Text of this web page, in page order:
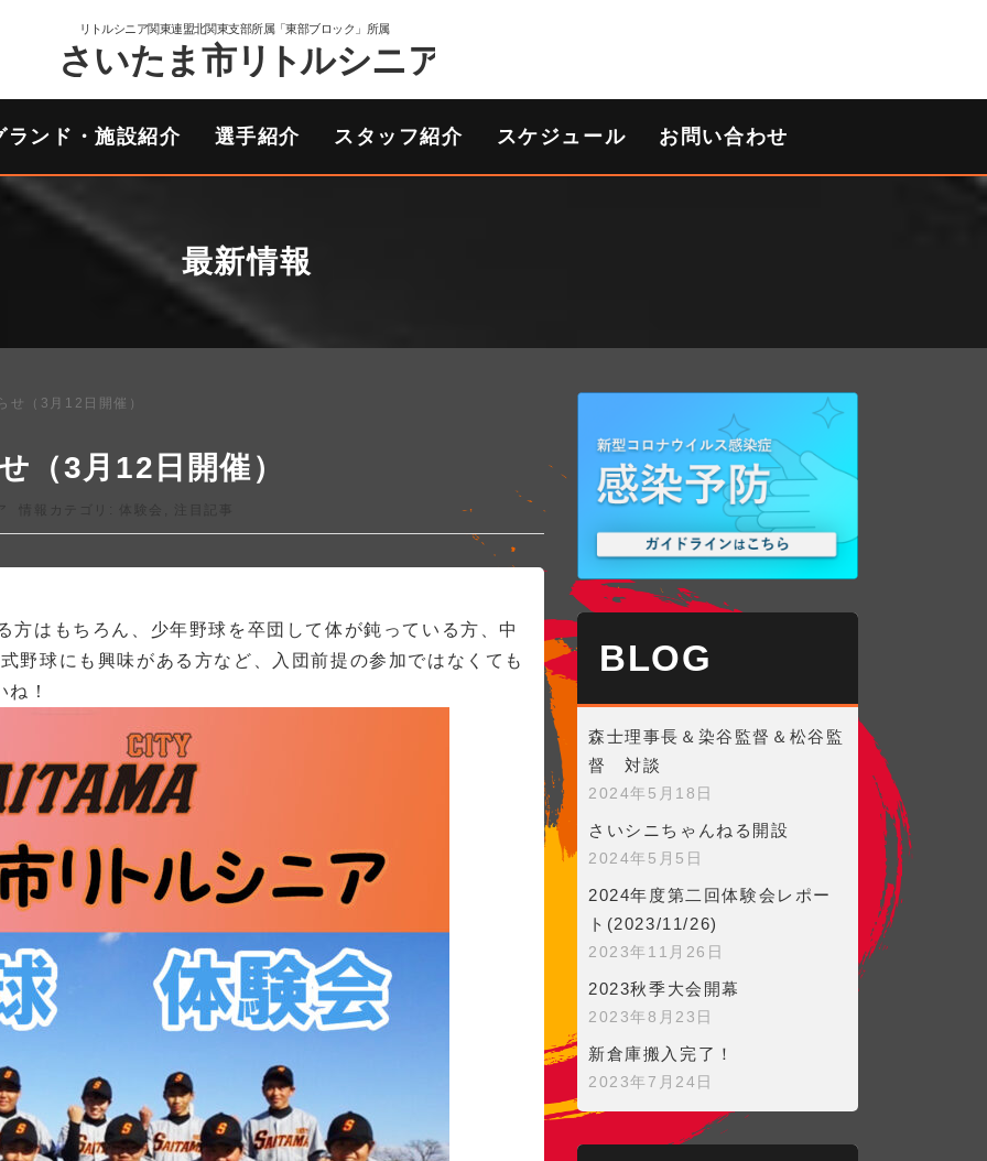
ランド・施設紹介 選手紹介 スタッフ紹介 スケジュール お問い合わせ
最新情報
せ（3月12日開催）
（3月12日開催）
方はもちろん、少年野球を卒団して体が鈍っている方、中
野球にも興味がある方など、入団前提の参加ではなくても
！
BLOG
森士理事長＆染谷監督＆松谷監
督 対談
2024年5月18日
さいシニちゃんねる開設
2024年5月5日
2024年度第二回体験会レポー
ト(2023/11/26)
2023年11月26日
2023秋季大会開幕
2023年8月23日
新倉庫搬入完了！
2023年7月24日